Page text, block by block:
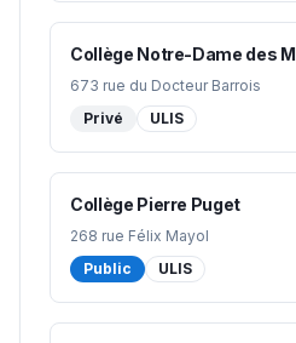
Collège Notre-Dame des
673 rue du Docteur Barrois
Privé
ULIS
Collège Pierre Puget
268 rue Félix Mayol
Public
ULIS